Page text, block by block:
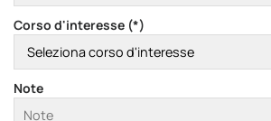
Corso d'interesse (*)
Note